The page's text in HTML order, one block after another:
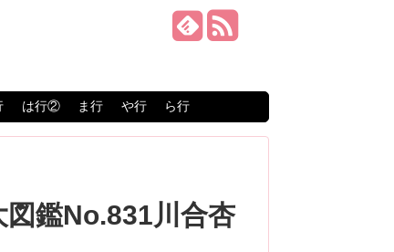
は行② ま行 や行 ら行
鑑No.831川合杏